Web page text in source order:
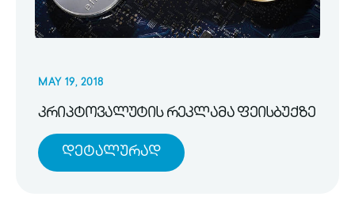
MAY 19, 2018
კრიპტოვალუტის რეკლამა ფეისბუქზე
Დეტალურად